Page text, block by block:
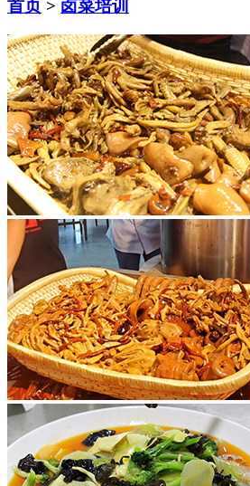
首页 > 卤菜培训